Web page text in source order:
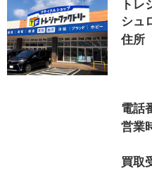
ト
シュ
住所
電話
営業
買取